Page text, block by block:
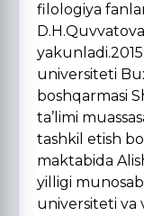
filologiya
universiteti
boshqarmasi
ta’limi
tashkil etish
maktabida
yilligi
universiteti va